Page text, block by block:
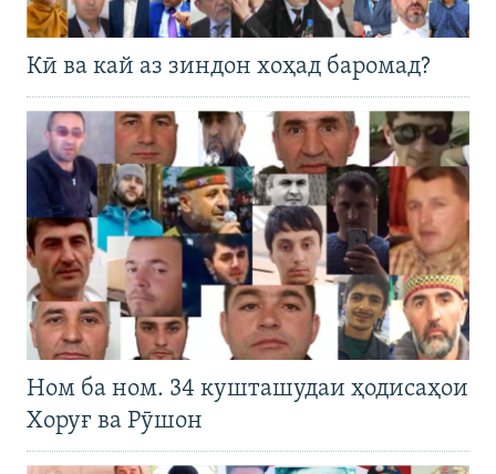
Кӣ ва кай аз зиндон хоҳад баромад?
Ном ба ном. 34 кушташудаи ҳодисаҳои
Хоруғ ва Рӯшон